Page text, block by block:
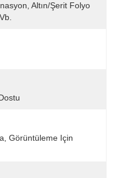
Altın/şerit Folyo
Görüntüleme Için